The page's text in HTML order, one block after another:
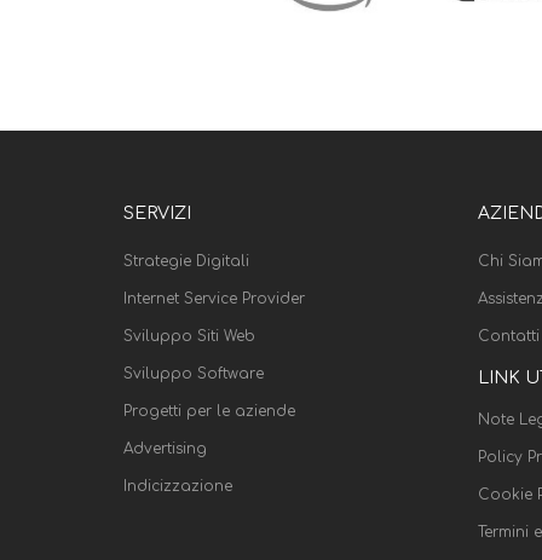
SERVIZI
Strategie Digitali
Internet Service Provider
Sviluppo Siti Web
Sviluppo Software
Progetti per le aziende
Advertising
Indicizzazione
Chi
Contatti
LINK
Note
Policy
Cookie
Termini